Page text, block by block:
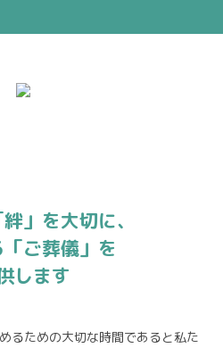
」を大切に、
ご葬儀」を
します
るための大切な時間であると私た